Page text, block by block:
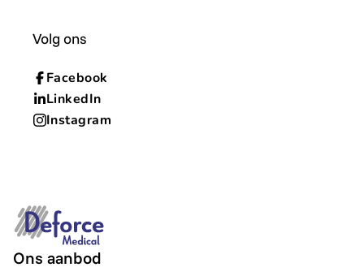
Volg ons
Facebook
LinkedIn
Instagram
Ons aanbod